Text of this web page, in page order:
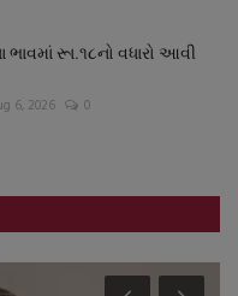
રૂા.૧૮નો વધારો આવી
6, 2026 0